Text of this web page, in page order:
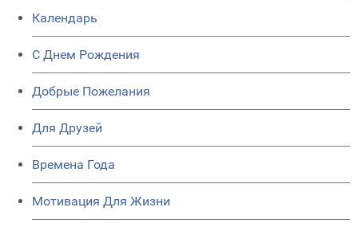
Календарь
C Днем Рождения
Добрые Пожелания
Для Друзей
Времена Года
Мотивация Для Жизни